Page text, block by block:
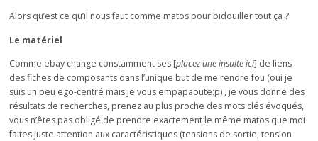
Alors qu’est ce qu’il nous faut comme matos pour bidouiller tout ça ?
Le matériel
Comme ebay change constamment ses [placez une insulte ici] de liens
des fiches de composants dans l’unique but de me rendre fou (oui je
suis un peu ego-centré mais je vous empapaoute:p) , je vous donne des
résultats de recherches, prenez au plus proche des mots clés évoqués,
vous n’êtes pas obligé de prendre exactement le même matos que moi
faites juste attention aux caractéristiques (tensions de sortie, tension